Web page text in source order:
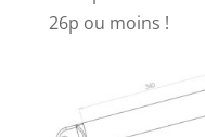
26p ou moins !